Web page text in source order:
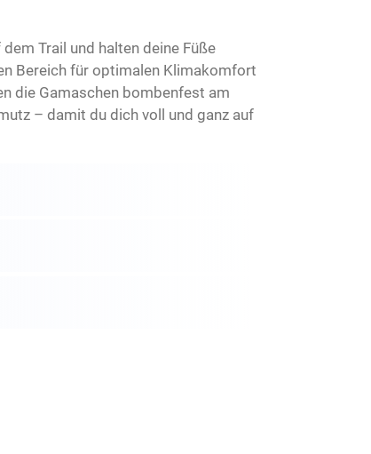
Trail und halten deine Füße
Bereich für optimalen Klimakomfort
die Gamaschen bombenfest am
– damit du dich voll und ganz auf